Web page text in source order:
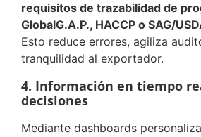
requisitos de trazabilidad de
GlobalG.A.P., HACCP o SAG/
Esto reduce errores, agiliza
tranquilidad al exportador.
4. Información en tiempo
decisiones
Mediante dashboards